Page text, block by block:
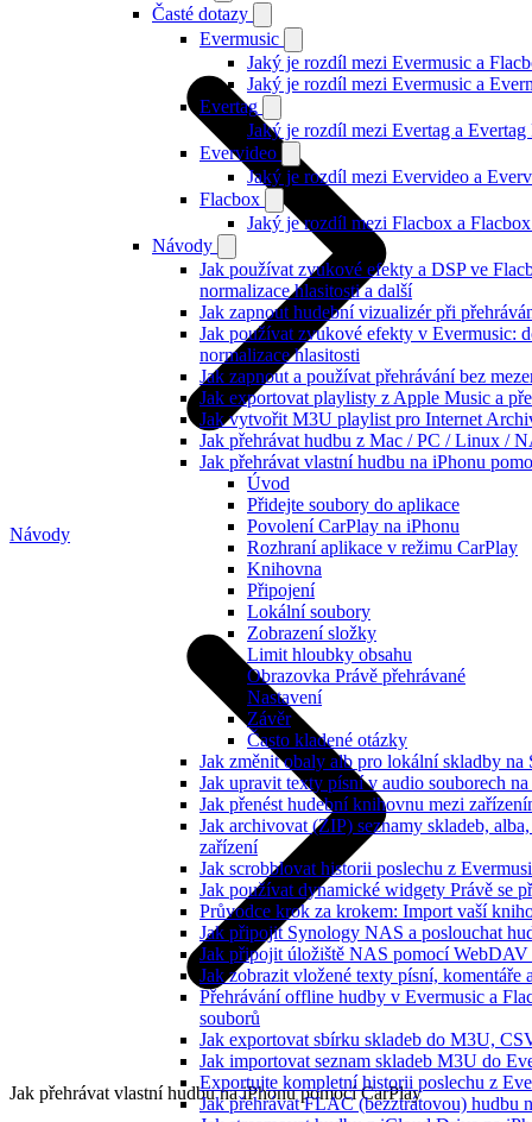
Časté dotazy
Evermusic
Jaký je rozdíl mezi Evermusic a
Jaký je rozdíl mezi Evermusic a
Evertag
Jaký je rozdíl mezi Evertag a Evertag
Evervideo
Jaký je rozdíl mezi Evervideo a
Flacbox
Jaký je rozdíl mezi Flacbox a
Návody
Jak používat zvukové efekty a DSP ve
normalizace hlasitosti a další
Jak zapnout hudební vizualizér při
Jak používat zvukové efekty v Evermusic:
normalizace hlasitosti
Jak zapnout a používat přehrávání bez
Jak exportovat playlisty z Apple Music a
Jak vytvořit M3U playlist pro Internet
Jak přehrávat hudbu z Mac / PC / Linux /
Jak přehrávat vlastní hudbu na iPhonu
Úvod
Přidejte soubory do aplikace
Povolení CarPlay na iPhonu
Rozhraní aplikace v režimu CarPlay
Knihovna
Připojení
Lokální soubory
Zobrazení složky
Limit hloubky obsahu
Obrazovka Právě přehrávané
Nastavení
Závěr
Často kladené otázky
Jak změnit obaly alb pro lokální skladby
Jak upravit texty písní v audio souborech
Jak přenést hudební knihovnu mezi
Jak archivovat (ZIP) seznamy skladeb,
zařízení
Jak scrobblovat historii poslechu z
Jak používat dynamické widgety Právě se
Průvodce krok za krokem: Import vaší
Jak připojit Synology NAS a poslouchat
Jak připojit úložiště NAS pomocí WebDAV
Jak zobrazit vložené texty písní,
Přehrávání offline hudby v Evermusic a
souborů
Jak exportovat sbírku skladeb do M3U,
Jak importovat seznam skladeb M3U do
Exportujte kompletní historii poslechu z
Jak přehrávat FLAC (bezztrátovou) hudbu
Návody
Jak přehrávat vlastní hudbu na iPhonu pomocí CarPlay